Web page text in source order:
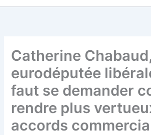
Catherine
eurodéputée
faut se demander
rendre plus
accords